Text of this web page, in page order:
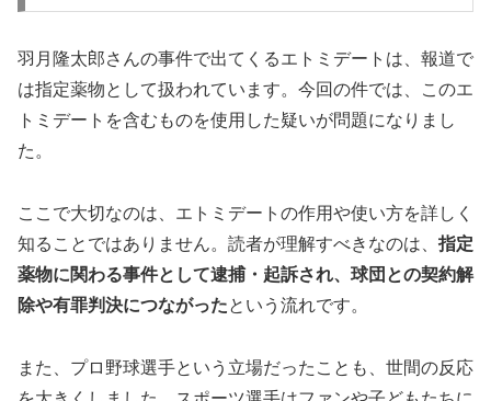
羽月隆太郎さんの事件で出てくるエトミデートは、報道で
は指定薬物として扱われています。今回の件では、このエ
トミデートを含むものを使用した疑いが問題になりまし
た。
ここで大切なのは、エトミデートの作用や使い方を詳しく
知ることではありません。読者が理解すべきなのは、 指定
薬物に関わる事件として逮捕・起訴され、球団との契約解
除や有罪判決につながったという流れです。
また、プロ野球選手という立場だったことも、世間の反応